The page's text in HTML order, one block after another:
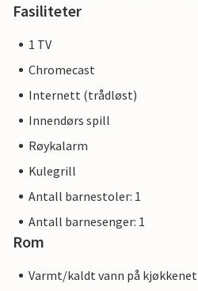
Fasiliteter
1 TV
Chromecast
Internett (trådløst)
Innendørs spill
Røykalarm
Kulegrill
Antall barnestoler: 1
Antall barnesenger: 1
Rom
Varmt/kaldt vann på kjøkkenet